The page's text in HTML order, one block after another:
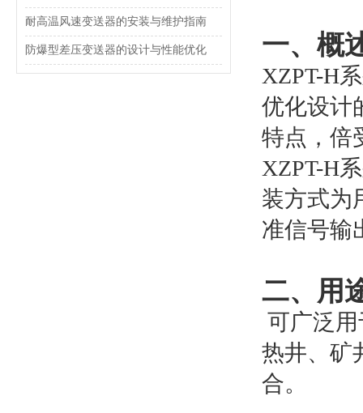
耐高温风速变送器的安装与维护指南
防爆型差压变送器的设计与性能优化 一、概
XZPT-H
优化设计
特点，倍
XZPT-H
装方式为
准信号输
二、用
可广泛
热井、矿
合。